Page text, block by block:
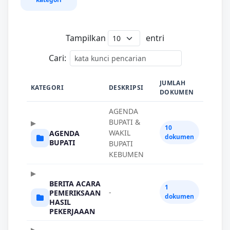
Tampilkan
entri
Cari:
KATEGORI DESKRIPSI
JUMLAH
DOKUMEN
AGENDA
BUPATI
AGENDA
BUPATI &
WAKIL
BUPATI
KEBUMEN
10
dokumen
BERITA ACARA
PEMERIKSAAN
HASIL
PEKERJAAAN
-
1
dokumen